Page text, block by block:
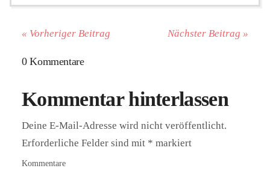
« Vorheriger Beitrag Nächster Beitrag »
0 Kommentare
Kommentar hinterlassen
Deine E-Mail-Adresse wird nicht veröffentlicht.
Erforderliche Felder sind mit * markiert
Kommentare